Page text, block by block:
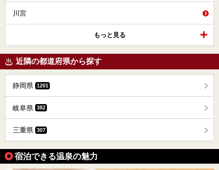
川宮
もっと見る
近隣の都道府県から探す
静岡県 1201
岐阜県 382
三重県 307
宿泊できる温泉の魅力